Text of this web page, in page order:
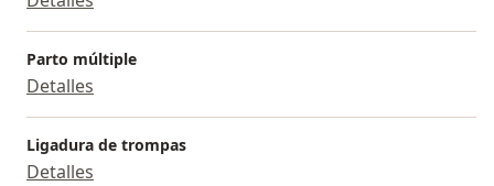
Parto múltiple
Detalles
Ligadura de trompas
Detalles